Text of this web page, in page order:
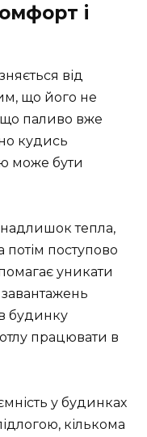
і
від
що його не
паливо вже
кудись
може бути
тепла,
поступово
уникати
завантажень
будинку
працювати в
у будинках
кількома